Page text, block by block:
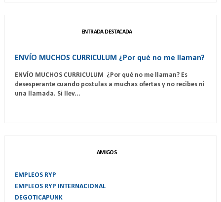
ENTRADA DESTACADA
ENVÍO MUCHOS CURRICULUM ¿Por qué no me llaman?
ENVÍO MUCHOS CURRICULUM ¿Por qué no me llaman? Es
desesperante cuando postulas a muchas ofertas y no recibes ni
una llamada. Si llev...
AMIGOS
EMPLEOS RYP
EMPLEOS RYP INTERNACIONAL
DEGOTICAPUNK